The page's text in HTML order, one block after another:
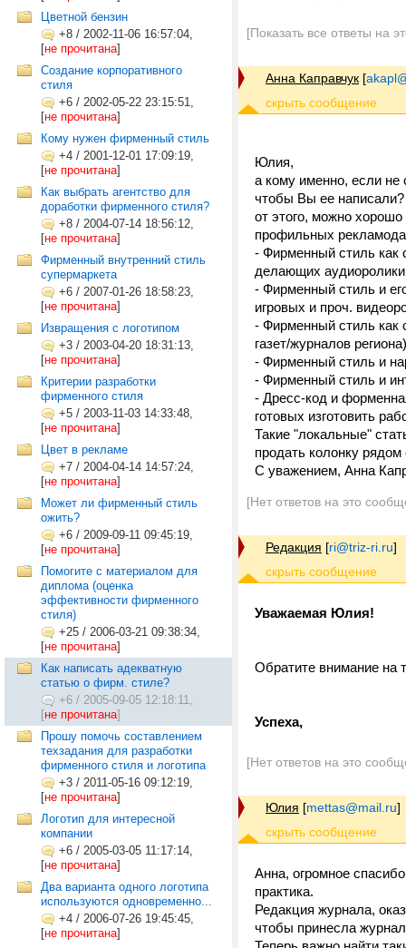
Цветной бензин
+8 / 2002-11-06 16:57:04,
[не прочитана]
Создание корпоративного
стиля
+6 / 2002-05-22 23:15:51,
[не прочитана]
Кому нужен фирменный стиль
+4 / 2001-12-01 17:09:19,
[не прочитана]
Как выбрать агентство для
доработки фирменного стиля?
+8 / 2004-07-14 18:56:12,
[не прочитана]
Фирменный внутренний стиль
супермаркета
+6 / 2007-01-26 18:58:23,
[не прочитана]
Извращения с логотипом
+3 / 2003-04-20 18:31:13,
[не прочитана]
Критерии разработки
фирменного стиля
+5 / 2003-11-03 14:33:48,
[не прочитана]
Цвет в рекламе
+7 / 2004-04-14 14:57:24,
[не прочитана]
Может ли фирменный стиль
ожить?
+6 / 2009-09-11 09:45:19,
[не прочитана]
Помогите с материалом для
диплома (оценка
эффективности фирменного
стиля)
+25 / 2006-03-21 09:38:34,
[не прочитана]
Как написать адекватную
статью о фирм. стиле?
+6 / 2005-09-05 12:18:11,
[не прочитана]
Прошу помочь составлением
техзадания для разработки
фирменного стиля и логотипа
+3 / 2011-05-16 09:12:19,
[не прочитана]
Логотип для интересной
компании
+6 / 2005-03-05 11:17:14,
[не прочитана]
Два варианта одного логотипа
используются одновременно...
+4 / 2006-07-26 19:45:45,
[не прочитана]
[Показать все ответы на
Анна Каправчук [
Юлия,
а кому именно, если не
чтобы Вы ее написали?
от этого, можно
профильных
- Фирменный стиль
делающих
- Фирменный стиль и
игровых и проч.
- Фирменный стиль
газет/журналов региона)
- Фирменный стиль и
- Фирменный стиль и
- Дресс-код и
готовых изготовить
Такие "локальные"
продать колонку
С уважением, Анна
[Нет ответов на это
Редакция [ri@triz-ri.ru]
Уважаемая Юлия!
Обратите внимание на
Успеха,
[Нет ответов на это
Юлия [mettas@mail.ru]
Анна, огромное
практика.
Редакция журнала,
чтобы принесла